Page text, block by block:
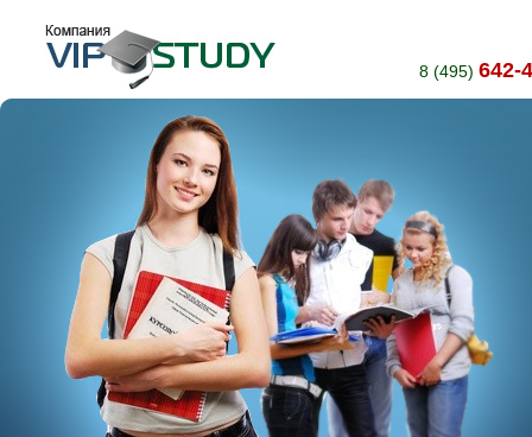
8 (495) 642-